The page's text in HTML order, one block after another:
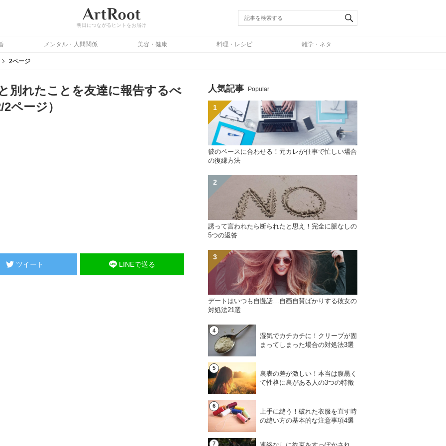
明日につながるヒントをお届け
メンタル・人間関係 美容・健康 料理・レシピ 雑学・ネタ
2ページ
別れたことを友達に報告するべ
ページ）
ツイート LINEで送る
人気記事 Popular
彼のペースに合わせる！元カレが仕事で忙しい場合
の復縁方法
誘って言われたら断られたと思え！完全に脈なしの
5つの返答
デートはいつも自慢話…自画自賛ばかりする彼女の
対処法21選
湿気でカチカチに！クリープが固
まってしまった場合の対処法3選
裏表の差が激しい！本当は腹黒く
て性格に裏がある人の3つの特徴
上手に縫う！破れた衣服を直す時
の縫い方の基本的な注意事項4選